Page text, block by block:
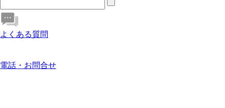
よくある質問
電話・お問合せ